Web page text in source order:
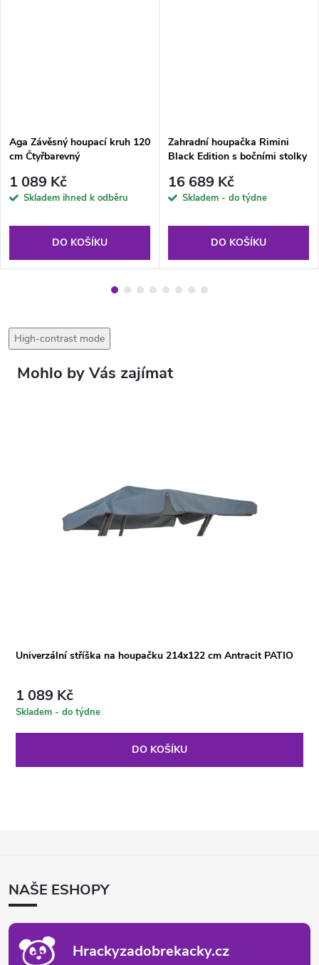
Aga Závěsný houpací kruh 120
cm Čtyřbarevný
1 089 Kč
Skladem ihned k odběru
DO KOŠÍKU
Zahradní houpačka Rimini
Black Edition s bočními stolky
16 689 Kč
Skladem - do týdne
DO KOŠÍKU
High-contrast mode
Univerzální stříška na houpačku 214x122 cm Antracit PATIO
1 089 Kč
Skladem - do týdne
DO KOŠÍKU
ANAŠE ESHOPY
Hrackyzadobrekacky.cz